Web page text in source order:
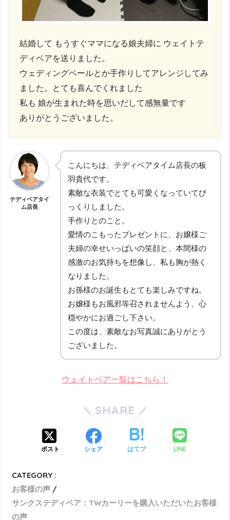
結婚して もうすぐママになる娘夫婦に ウェイトテ
ディベアを送りました。
ウェディングベールとか手作りしてアレンジしてみ
ました。とても喜んでくれました
私も 娘が生まれた時を思いだして感無量です
ありがとうございました。
テディベアタイ
ム店長
こんにちは、テディベアタイム店長の板
羽貴代です。
素敵な衣装でとても可愛くなっていてび
っくりしました。
手作りとのこと。
愛情のこもったプレゼントに、お嬢様ご
夫婦の幸せいっぱいの笑顔と、本間様の
感激のお気持ちを想像し、私も胸が熱く
なりました。
お孫様のお誕生もとても楽しみですね。
お嬢様もお風邪等召されませんよう、心
穏やかにお過ごし下さい。
この度は、素敵なお写真誠にありがとう
ございました。
ウェイトベア一覧はこちら！
SHARE
ポスト シェア はてブ LINE
CATEGORY :
お客様の声
サンクステディベア：TWカーリーを購入いただいたお客様
の声